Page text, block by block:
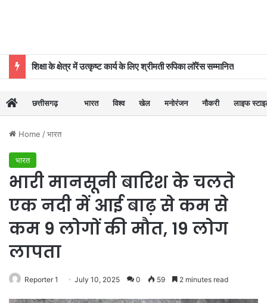
शिक्षा के क्षेत्र में उत्कृष्ट कार्य के लिए श्रीमती रुपिका लॉरेंस सम्मानित
छत्तीसगढ़ भारत विश्व खेल मनोरंजन नौकरी लाइफ
Home /भारत
भारत
भारी मानसूनी बारिश के चलते
एक नदी में आई बाढ़ से कम से
कम 9 लोगों की मौत, 19 लोग
लापता
Reporter 1 July 10, 2025 0 59 2 minutes read